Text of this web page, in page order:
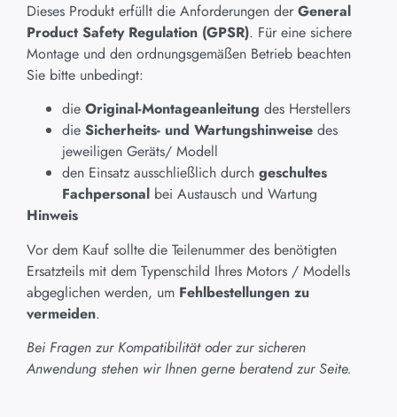
Dieses Produkt erfüllt die Anforderungen der General
Product Safety Regulation (GPSR). Für eine sichere
Montage und den ordnungsgemäßen Betrieb beachten
Sie bitte unbedingt:
die Original-Montageanleitung des Herstellers
die Sicherheits- und Wartungshinweise des
jeweiligen Geräts/ Modell
den Einsatz ausschließlich durch geschultes
Fachpersonal bei Austausch und Wartung
Hinweis
Vor dem Kauf sollte die Teilenummer des benötigten
Ersatzteils mit dem Typenschild Ihres Motors / Modells
abgeglichen werden, um Fehlbestellungen zu
vermeiden.
Bei Fragen zur Kompatibilität oder zur sicheren
Anwendung stehen wir Ihnen gerne beratend zur Seite.